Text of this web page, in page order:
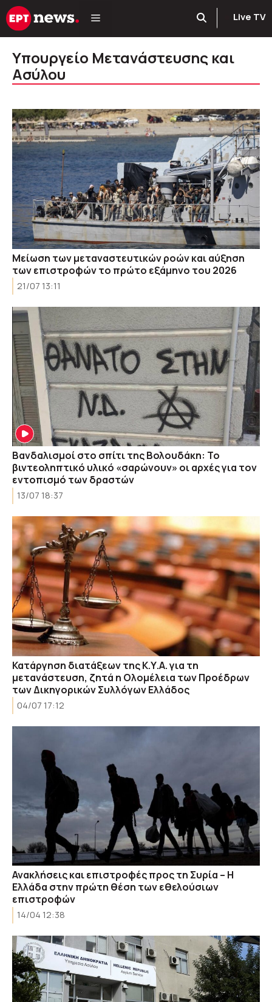
Μετάβαση
σε
Live TV
Υπουργείο Μετανάστευσης και
Ασύλου
Μείωση των μεταναστευτικών ροών και αύξηση
των επιστροφών το πρώτο εξάμηνο του 2026
21/07 13:11
Βανδαλισμοί στο σπίτι της Βολουδάκη: Το
βιντεοληπτικό υλικό «σαρώνουν» οι αρχές για τον
εντοπισμό των δραστών
13/07 18:37
Κατάργηση διατάξεων της Κ.Υ.Α. για τη
μετανάστευση, ζητά η Ολομέλεια των Προέδρων
των Δικηγορικών Συλλόγων Ελλάδος
04/07 17:12
Ανακλήσεις και επιστροφές προς τη Συρία – Η
Ελλάδα στην πρώτη θέση των εθελούσιων
επιστροφών
14/04 12:38